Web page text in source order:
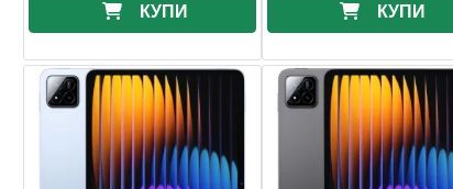
КУПИ КУПИ